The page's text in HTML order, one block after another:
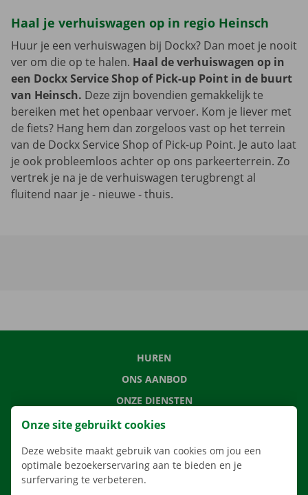
Haal je verhuiswagen op in regio Heinsch
Huur je een verhuiswagen bij Dockx? Dan moet je nooit
ver om die op te halen. Haal de verhuiswagen op in
een Dockx Service Shop of Pick-up Point in de buurt
van Heinsch. Deze zijn bovendien gemakkelijk te
bereiken met het openbaar vervoer. Kom je liever met
de fiets? Hang hem dan zorgeloos vast op het terrein
van de Dockx Service Shop of Pick-up Point. Je auto laat
je ook probleemloos achter op ons parkeerterrein. Zo
vertrek je na je de verhuiswagen terugbrengt al
fluitend naar je - nieuwe - thuis.
HUREN
ONS AANBOD
ONZE DIENSTEN
LOCATIES
VERHUISOPLOSSINGEN
Onze site gebruikt cookies
Deze website maakt gebruik van cookies om jou een
optimale bezoekerservaring aan te bieden en je
surfervaring te verbeteren.